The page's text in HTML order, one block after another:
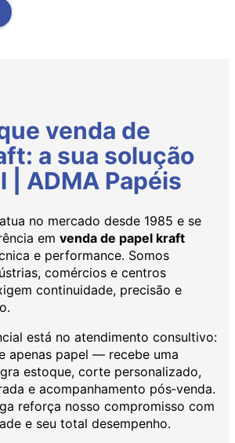
venda de
a sua solução
| ADMA Papéis
no mercado desde 1985 e se
em venda de papel kraft
e performance. Somos
comércios e centros
continuidade, precisão e
está no atendimento consultivo:
apenas papel — recebe uma
estoque, corte personalizado,
e acompanhamento pós‑venda.
reforça nosso compromisso com
e seu total desempenho.